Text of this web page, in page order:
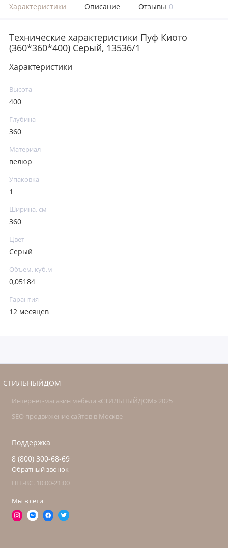
Характеристики Описание Отзывы 0
Технические характеристики Пуф Киото
(360*360*400) Серый, 13536/1
Характеристики
Высота
400
Глубина
360
Материал
велюр
Упаковка
1
Ширина, см
360
Цвет
Серый
Объем, куб.м
0,05184
Гарантия
12 месяцев
СТИЛЬНЫЙДОМ
Интернет-магазин мебели «СТИЛЬНЫЙДОМ» 2025
SEO продвижение сайтов в Москве
Поддержка
8 (800) 300-68-69
Обратный звонок
ПН.-ВС. 10:00-21:00
Мы в сети